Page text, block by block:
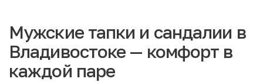
Мужские тапки и сандалии в
Владивостоке — комфорт в
каждой паре